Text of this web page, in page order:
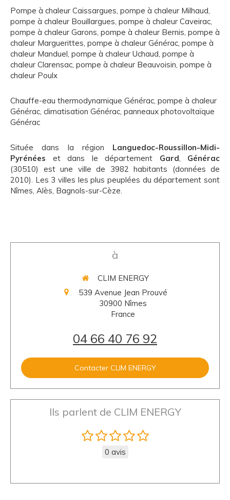
Pompe à chaleur Caissargues, pompe à chaleur Milhaud,
pompe à chaleur Bouillargues, pompe à chaleur Caveirac,
pompe à chaleur Garons, pompe à chaleur Bernis, pompe à
chaleur Marguerittes, pompe à chaleur Générac, pompe à
chaleur Manduel, pompe à chaleur Uchaud, pompe à
chaleur Clarensac, pompe à chaleur Beauvoisin, pompe à
chaleur Poulx
Chauffe-eau thermodynamique Générac, pompe à chaleur
Générac, climatisation Générac, panneaux photovoltaïque
Générac
Située dans la région Languedoc-Roussillon-Midi-
Pyrénées et dans le département Gard, Générac
(30510) est une ville de 3982 habitants (données de
2010). Les 3 villes les plus peuplées du département sont
Nîmes, Alès, Bagnols-sur-Cèze.
à
CLIM ENERGY
539 Avenue Jean Prouvé
30900 Nîmes
France
04 66 40 76 92
Contacter CLIM ENERGY
Ils parlent de CLIM ENERGY
0 avis